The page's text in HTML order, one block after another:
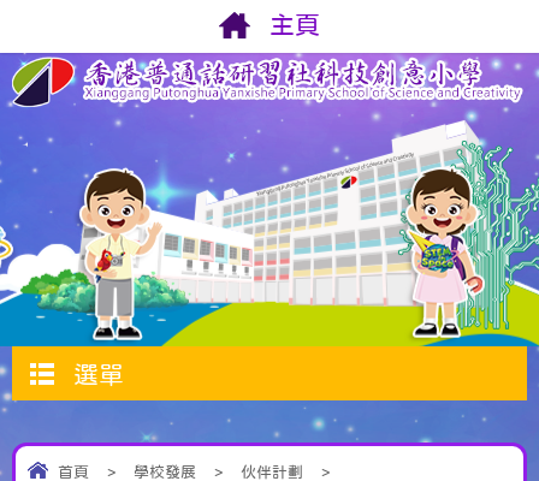
主頁
選單
首頁 > 學校發展 > 伙伴計劃
>